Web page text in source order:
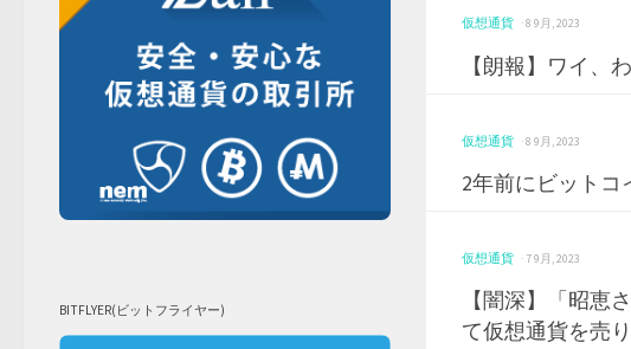
仮想通貨 · 8 9月, 2023
【朗報】ワイ、
仮想通貨 · 8 9月, 2023
2年前にビットコ
仮想通貨 · 7 9月, 2023
【闇深】「昭恵
て仮想通貨を売
BITFLYER(ビットフライヤー)